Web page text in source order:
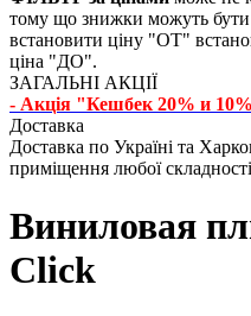
тому що знижки можуть бути
встановити ціну "ОТ"
ціна "ДО".
ЗАГАЛЬНІ АКЦІЇ
- Акція "Кешбек 20% и
Доставка
Доставка по Україні та
приміщення любої
Виниловая
Click